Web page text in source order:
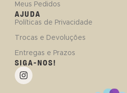
Meus Pedidos
AJUDA
Políticas de Privacidade
Trocas e Devoluções
Entregas e Prazos
SIGA-NOS!